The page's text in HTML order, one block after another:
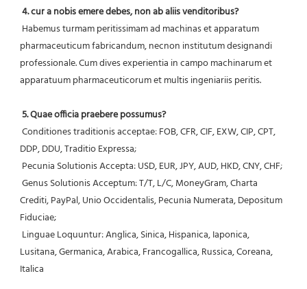
4. cur a nobis emere debes, non ab aliis venditoribus?
pharmaceuticum fabricandum, necnon institutum designandi
professionale. Cum dives experientia in campo machinarum et
apparatuum pharmaceuticorum et multis ingeniariis peritis.
5. Quae officia praebere possumus?
DDP, DDU, Traditio Expressa;
Pecunia Solutionis Accepta: USD, EUR, JPY, AUD, HKD, CNY, CHF;
Crediti, PayPal, Unio Occidentalis, Pecunia Numerata, Depositum
Fiduciae;
Lusitana, Germanica, Arabica, Francogallica, Russica, Coreana,
Italica